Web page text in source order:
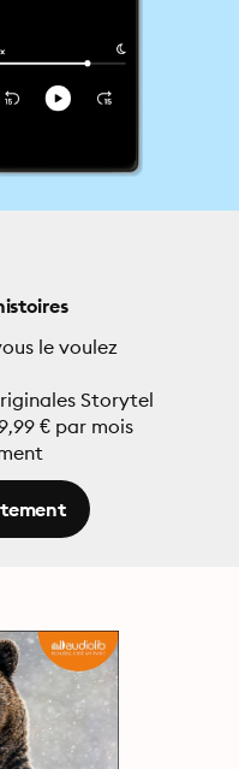
le voulez
Storytel
€ par mois